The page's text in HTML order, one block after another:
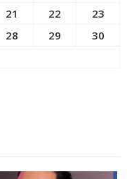
21 22
23
28 29
30